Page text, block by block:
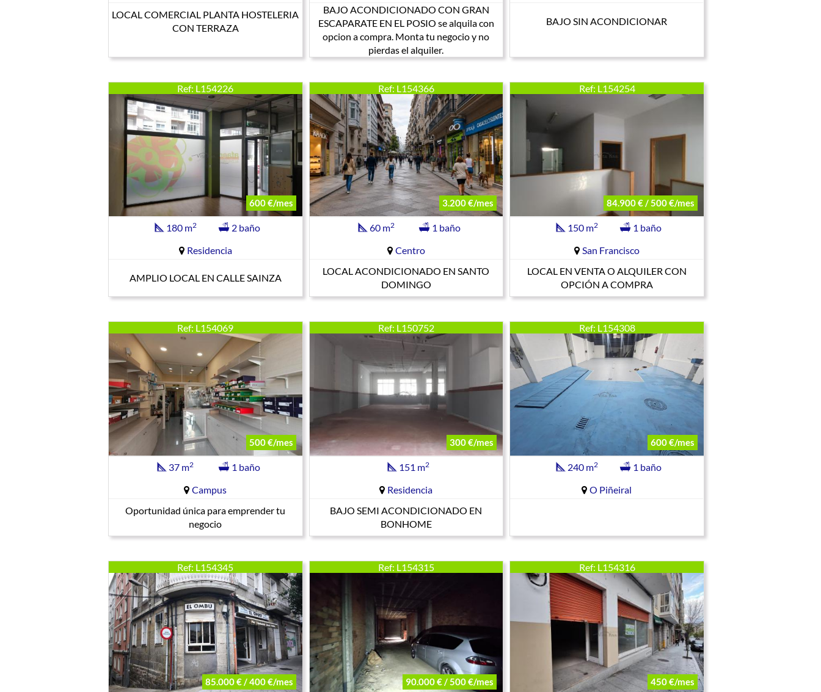
LOCAL COMERCIAL PLANTA HOSTELERIA
CON TERRAZA
BAJO ACONDICIONADO CON GRAN
ESCAPARATE EN EL POSIO se alquila con
opcion a compra. Monta tu negocio y no
pierdas el alquiler.
BAJO SIN ACONDICIONAR
Ref: L154226
600 €/mes
180 m2
2 baño
Residencia
AMPLIO LOCAL EN CALLE SAINZA
Ref: L154366
3.200 €/mes
60 m2
1 baño
Centro
LOCAL ACONDICIONADO EN SANTO
DOMINGO
Ref: L154254
84.900 € / 500 €/mes
150 m2
1 baño
San Francisco
LOCAL EN VENTA O ALQUILER CON
OPCIÓN A COMPRA
Ref: L154069
500 €/mes
37 m2
1 baño
Campus
Oportunidad única para emprender tu
negocio
Ref: L150752
300 €/mes
151 m2
Residencia
BAJO SEMI ACONDICIONADO EN
BONHOME
Ref: L154308
600 €/mes
240 m2
1 baño
O Piñeiral
Ref: L154345
85.000 € / 400 €/mes
Ref: L154315
90.000 € / 500 €/mes
Ref: L154316
450 €/mes